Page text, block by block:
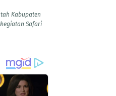
Kabupaten
Safari